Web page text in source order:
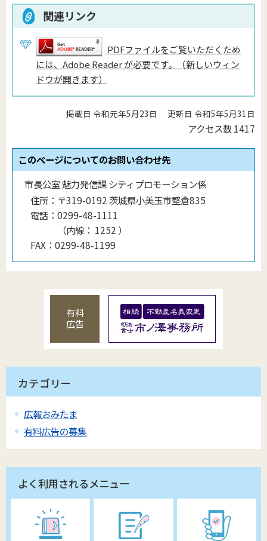
関連リンク
PDFファイルをご覧いただくため
には、Adobe Reader が必要です。（新しいウィン
ドウが開きます）
掲載日 令和元年5月23日 更新日 令和5年5月31日
アクセス数1417
このページについてのお問い合わせ先
市長公室 魅力発信課 シティプロモーション係
住所： 〒319-0192 茨城県小美玉市堅倉835
電話： 0299-48-1111
（内線 ： 1252 ）
FAX： 0299-48-1199
有料
広告
カテゴリー
広報おみたま
有料広告の募集
よく利用されるメニュー